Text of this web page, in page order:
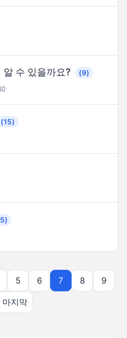
알 수 있을까요?
(9)
(15)
5 6 7 8 9
마지막